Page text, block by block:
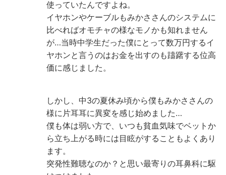
使っていたんですよね。
イヤホンやケーブルもみかささんのシステムに
比べればオモチャの様なモノかも知れません
が…当時中学生だった僕にとって数万円するイ
ヤホンと言うのはお金を出すのも躊躇する位高
価に感じました。
しかし、中3の夏休み頃から僕もみかささんの
様に片耳耳に異変を感じ始めました…
僕も体は弱い方で、いつも貧血気味でベットか
ら立ち上がる時には目眩がすることもよくあり
ます。
突発性難聴なのか？と思い最寄りの耳鼻科に駆